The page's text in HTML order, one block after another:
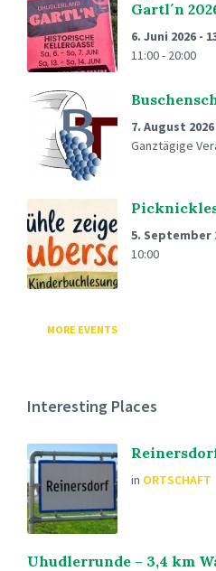
Gartl´n
6. Juni 2026 -
11:00 - 20:00
7. August 2026
Ganztägige
5. September
10:00
MORE EVENTS
Interesting Places
in ORTSCHAFT
Uhudlerrunde – 3,4 km